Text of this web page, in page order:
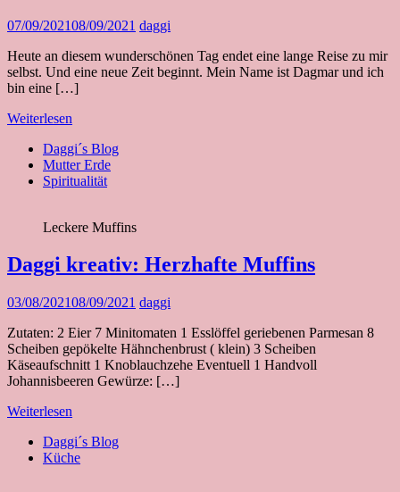
07/09/202108/09/2021 daggi
Heute an diesem wunderschönen Tag endet eine lange Reise zu mir
selbst. Und eine neue Zeit beginnt. Mein Name ist Dagmar und ich
bin eine […]
Weiterlesen
Daggi´s Blog
Mutter Erde
Spiritualität
Leckere Muffins
Daggi kreativ: Herzhafte Muffins
03/08/202108/09/2021 daggi
Zutaten: 2 Eier 7 Minitomaten 1 Esslöffel geriebenen Parmesan 8
Scheiben gepökelte Hähnchenbrust ( klein) 3 Scheiben
Käseaufschnitt 1 Knoblauchzehe Eventuell 1 Handvoll
Johannisbeeren Gewürze: […]
Weiterlesen
Daggi´s Blog
Küche